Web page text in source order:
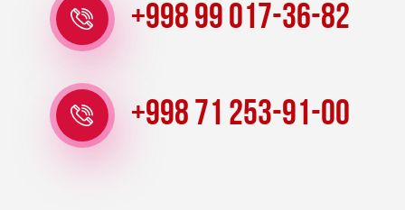
+998 99 017-36-82
+998 71 253-91-00